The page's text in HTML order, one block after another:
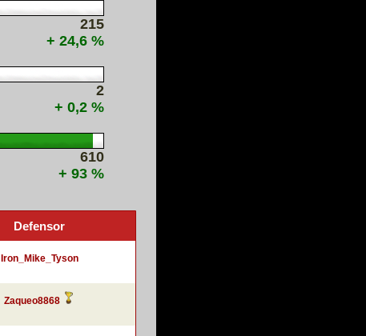
215
+ 24,6 %
2
+ 0,2 %
610
+ 93 %
Defensor
Iron_Mike_Tyson
Zaqueo8868